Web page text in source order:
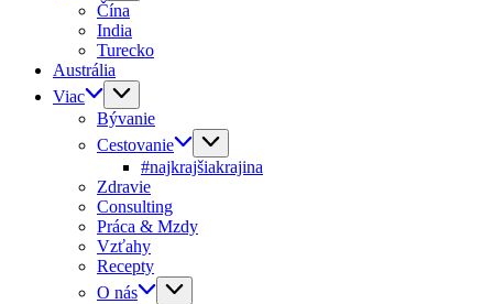
Čína
India
Turecko
Austrália
Viac
Bývanie
Cestovanie
#najkrajšiakrajina
Zdravie
Consulting
Práca & Mzdy
Vzťahy
Recepty
O nás